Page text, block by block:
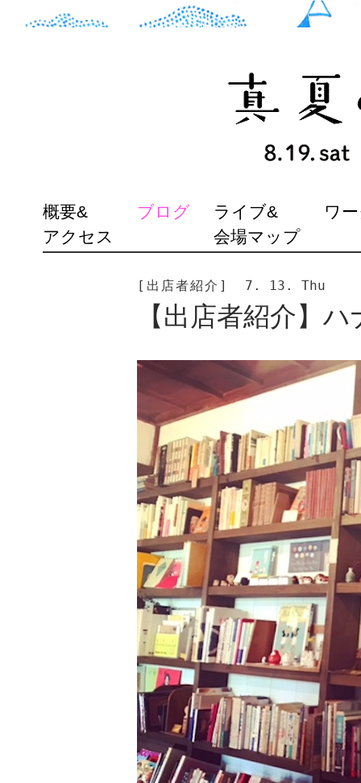
SKIP
TO
CONTENT
概要&
アクセス
ブログ
ライブ&
会場マップ
ワ
[出店者紹介] 7. 13. Thu
【出店者紹介】